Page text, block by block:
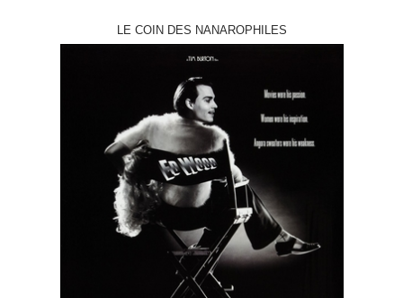
LE COIN DES NANAROPHILES